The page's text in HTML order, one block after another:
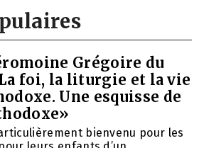
Grégoire du
foi, la liturgie et la vie
Une esquisse de
bienvenu pour les